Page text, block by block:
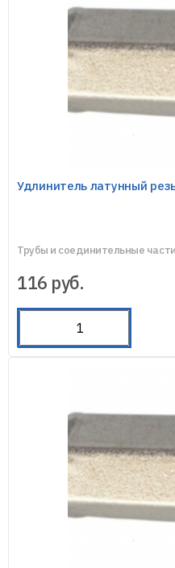
Удлинитель латунный
Трубы и соединительные части
116 руб.